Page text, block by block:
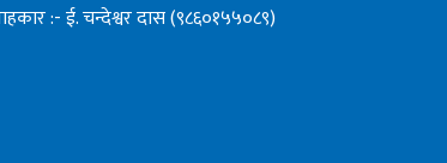
:- ई. चन्देश्वर दास (९८६०१५५०८९)